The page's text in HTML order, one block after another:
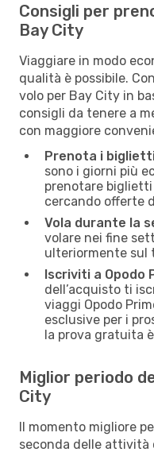
Consigli per
Bay City
Viaggiare in modo
qualità è possibile.
volo per Bay City in
consigli da tenere a
con maggiore
Prenota i
sono i giorni più
prenotare
cercando offerte
Vola durante la
volare nei fine
ulteriormente sul
Iscriviti a Opodo
dell’acquisto ti
viaggi Opodo
esclusive per i
la prova gratuita
Miglior periodo
City
Il momento migliore
seconda delle attività